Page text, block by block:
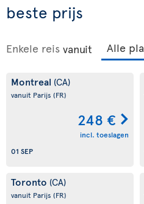
beste prijs
Enkele reis vanuit
Montreal (CA)
vanuit Parijs (FR)
248 €
incl. toeslagen
01 SEP
Toronto (CA)
vanuit Parijs (FR)